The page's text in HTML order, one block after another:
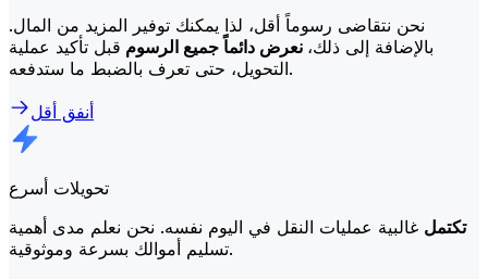
نحن نتقاضى رسوماً أقل، لذا يمكنك توفير المزيد من المال.
بالإضافة إلى ذلك، نعرض دائماً جميع الرسوم قبل تأكيد عملية
التحويل، حتى تعرف بالضبط ما ستدفعه.
أنفق أقل
تحويلات أسرع
تكتمل غالبية عمليات النقل في اليوم نفسه. نحن نعلم مدى أهمية
تسليم أموالك بسرعة وموثوقية.